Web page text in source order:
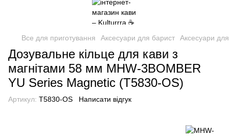
Все для приготування Аксесуари для барист Аксесуари
Дозувальне кільце для кави з
магнітами 58 мм MHW-3BOMBER
YU Series Magnetic (T5830-OS)
Артикул: T5830-OS Написати відгук